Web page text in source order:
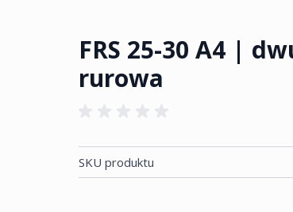
FRS 25-30 A4 |
rurowa
SKU produktu